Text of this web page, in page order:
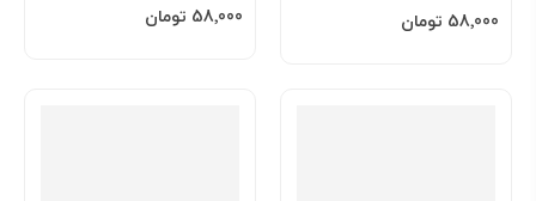
‎58٬000 تومان
افزودن به سبد ‎58٬000 تومان
افزودن به سبد